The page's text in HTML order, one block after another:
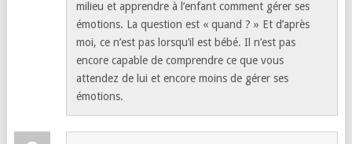
milieu et apprendre à l’enfant comment gérer ses
émotions. La question est « quand ? » Et d’après
moi, ce n’est pas lorsqu’il est bébé. Il n’est pas
encore capable de comprendre ce que vous
attendez de lui et encore moins de gérer ses
émotions.